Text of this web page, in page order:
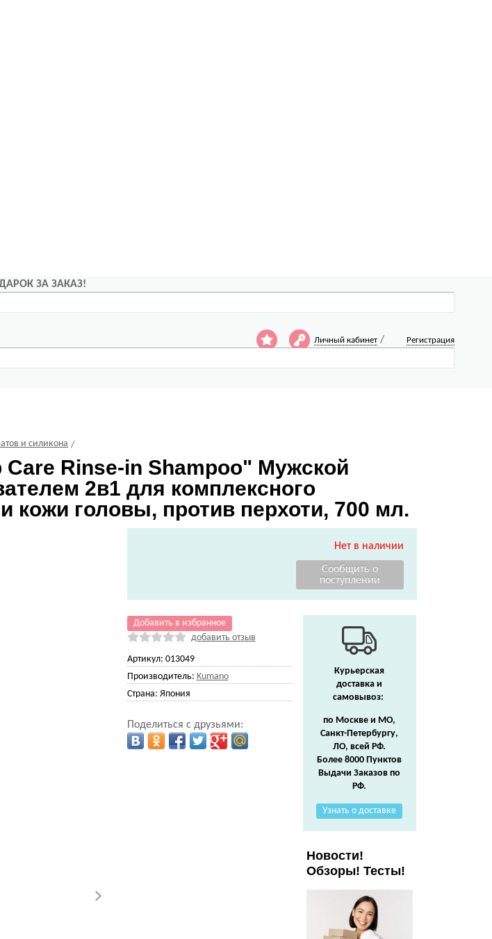
ЗА ЗАКАЗ!
Личный кабинет / Регистрация
и силикона
Care Rinse-in Shampoo" Мужской
2в1 для комплексного
кожи головы, против перхоти, 700 мл.
Нет в наличии
Добавить в избранное
добавить отзыв
Артикул: 013049
Производитель: Kumano
Страна: Япония
Поделиться с друзьями:
Курьерская
доставка и
самовывоз:
по Москве и МО,
Санкт-Петербургу,
ЛО, всей РФ.
Более 8000 Пунктов
Выдачи Заказов по
РФ.
Узнать о доставке
Новости!
Обзоры! Тесты!